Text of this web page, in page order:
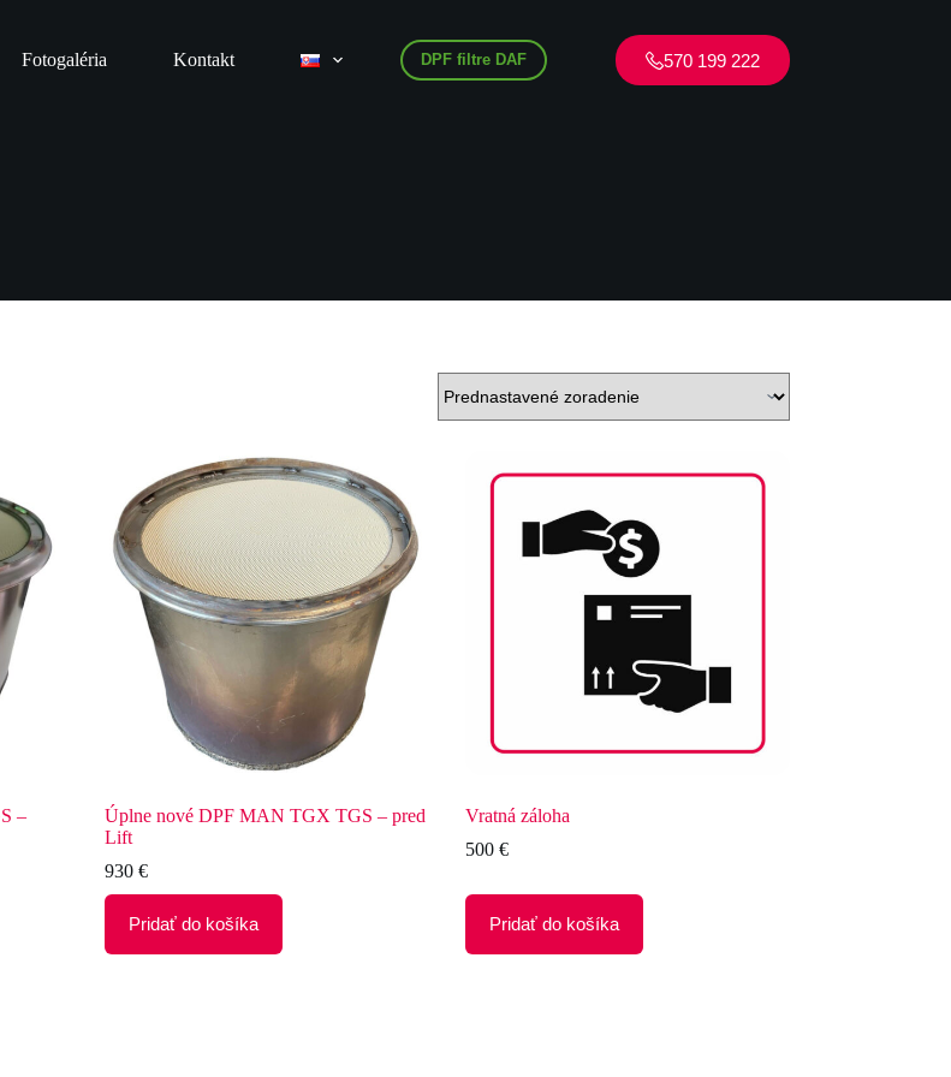
Fotogaléria Kontakt DPF filtre DAF 570 199 222
–
Úplne nové DPF MAN TGX TGS – pred
Lift
930 €
Pridať do košíka
Vratná záloha
500 €
Pridať do košíka